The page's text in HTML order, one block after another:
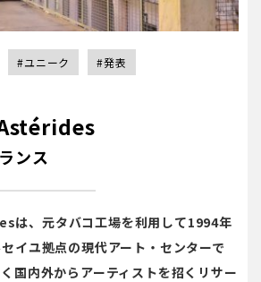
#ユニーク #発表
ンス
、元タバコ工場を利用して1994年
イユ拠点の現代アート・センターで
国内外からアーティストを招くリサー